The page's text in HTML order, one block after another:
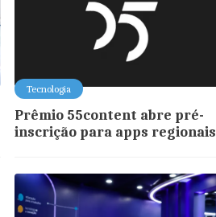
Tecnologia
Prêmio 55content abre pré-
inscrição para apps regionais